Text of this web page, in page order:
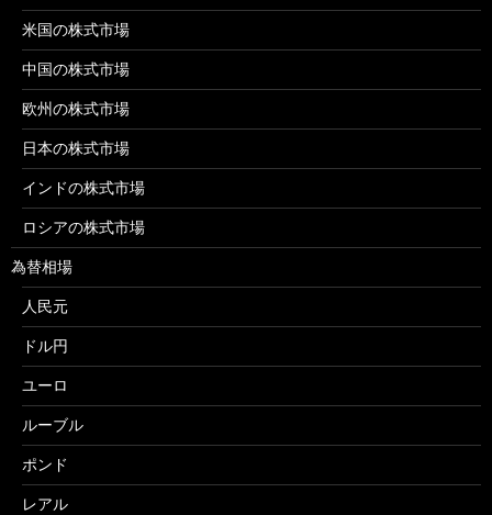
米国の株式市場
中国の株式市場
欧州の株式市場
日本の株式市場
インドの株式市場
ロシアの株式市場
為替相場
人民元
ドル円
ユーロ
ルーブル
ポンド
レアル